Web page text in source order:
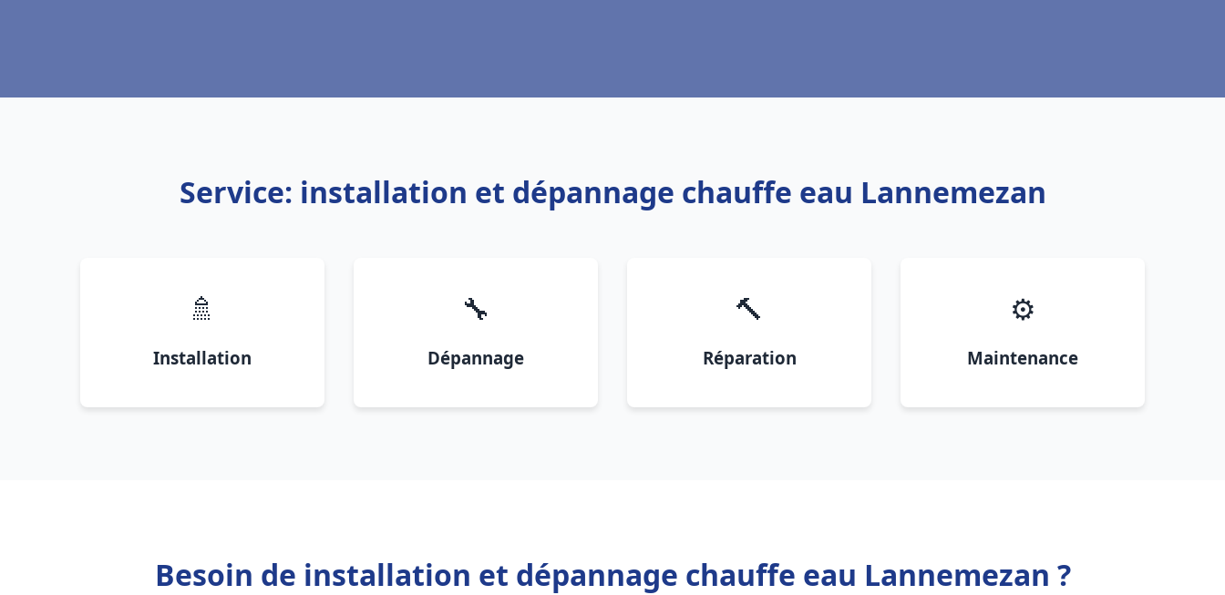
Service: installation et dépannage chauffe eau Lannemezan
🚿
Installation
🔧
Dépannage
🔨
Réparation
⚙️
Maintenance
Besoin de installation et dépannage chauffe eau Lannemezan ?